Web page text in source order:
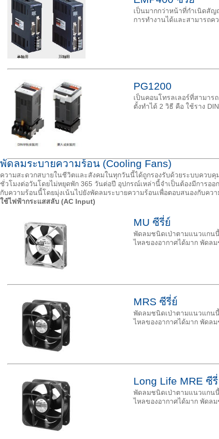
เป็นมากกว่าหน้าที่กำเนิดสั
การทำงานได้และสามารถค
PG1200
เป็นคอนโทรลเลอร์ที่สามาร
ตั้งทำได้ 2 วิธี คือ ใช้ราง
พัดลมระบายความร้อน (Cooling Fans)
ความสะดวกสบายในชีวิตและสังคมในทุกวันนี้ได้ถูกรองรับด้วยระบบควบ
ชั่วโมงต่อวันโดยไม่หยุดพัก 365 วันต่อปี อุปกรณ์เหล่านี้จำเป็นต้องมีการอ
กับความร้อนนี้โดยมุ่งเน้นไปยังพัดลมระบายความร้อนเพื่อตอบสนองกับคว
ใช้ไฟฟ้ากระแสสลับ (AC Input)
MU ซีรี่ย์
พัดลมชนิดเป่าตามแนวแกน
ไหลของอากาศได้มาก พัดล
MRS ซีรี่ย์
พัดลมชนิดเป่าตามแนวแกน
ไหลของอากาศได้มาก พัดล
Long Life MRE ซี
พัดลมชนิดเป่าตามแนวแกน
ไหลของอากาศได้มาก พัดล